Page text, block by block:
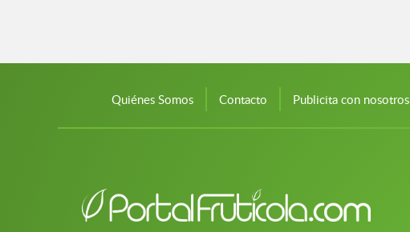
Quiénes Somos Contacto Publicita con nosotros